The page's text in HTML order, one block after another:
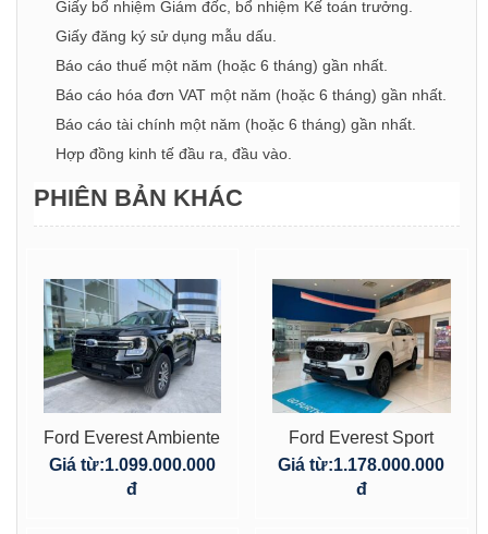
Giấy bổ nhiệm Giám đốc, bổ nhiệm Kế toán trưởng.
Giấy đăng ký sử dụng mẫu dấu.
Báo cáo thuế một năm (hoặc 6 tháng) gần nhất.
Báo cáo hóa đơn VAT một năm (hoặc 6 tháng) gần nhất.
Báo cáo tài chính một năm (hoặc 6 tháng) gần nhất.
Hợp đồng kinh tế đầu ra, đầu vào.
PHIÊN BẢN KHÁC
Ford Everest Ambiente
4X2 AT 2.0L
Giá từ:1.099.000.000
đ
Ford Everest Sport
4×2 mới 2.0L AT
Giá từ:1.178.000.000
đ